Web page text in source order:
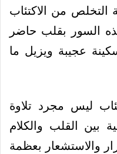
التخلص من الاكتئاب
السور بقلب حاضر
عجيبة ويزيل ما
ليس مجرد تلاوة
بين القلب والكلام
والاستشعار بعظمة